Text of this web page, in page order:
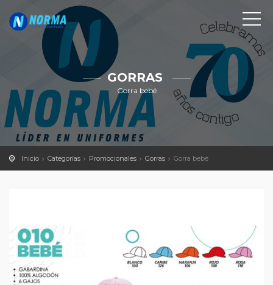
GORRAS
Gorra bebé
Inicio Categorías Promocionales Gorras Gorra bebé